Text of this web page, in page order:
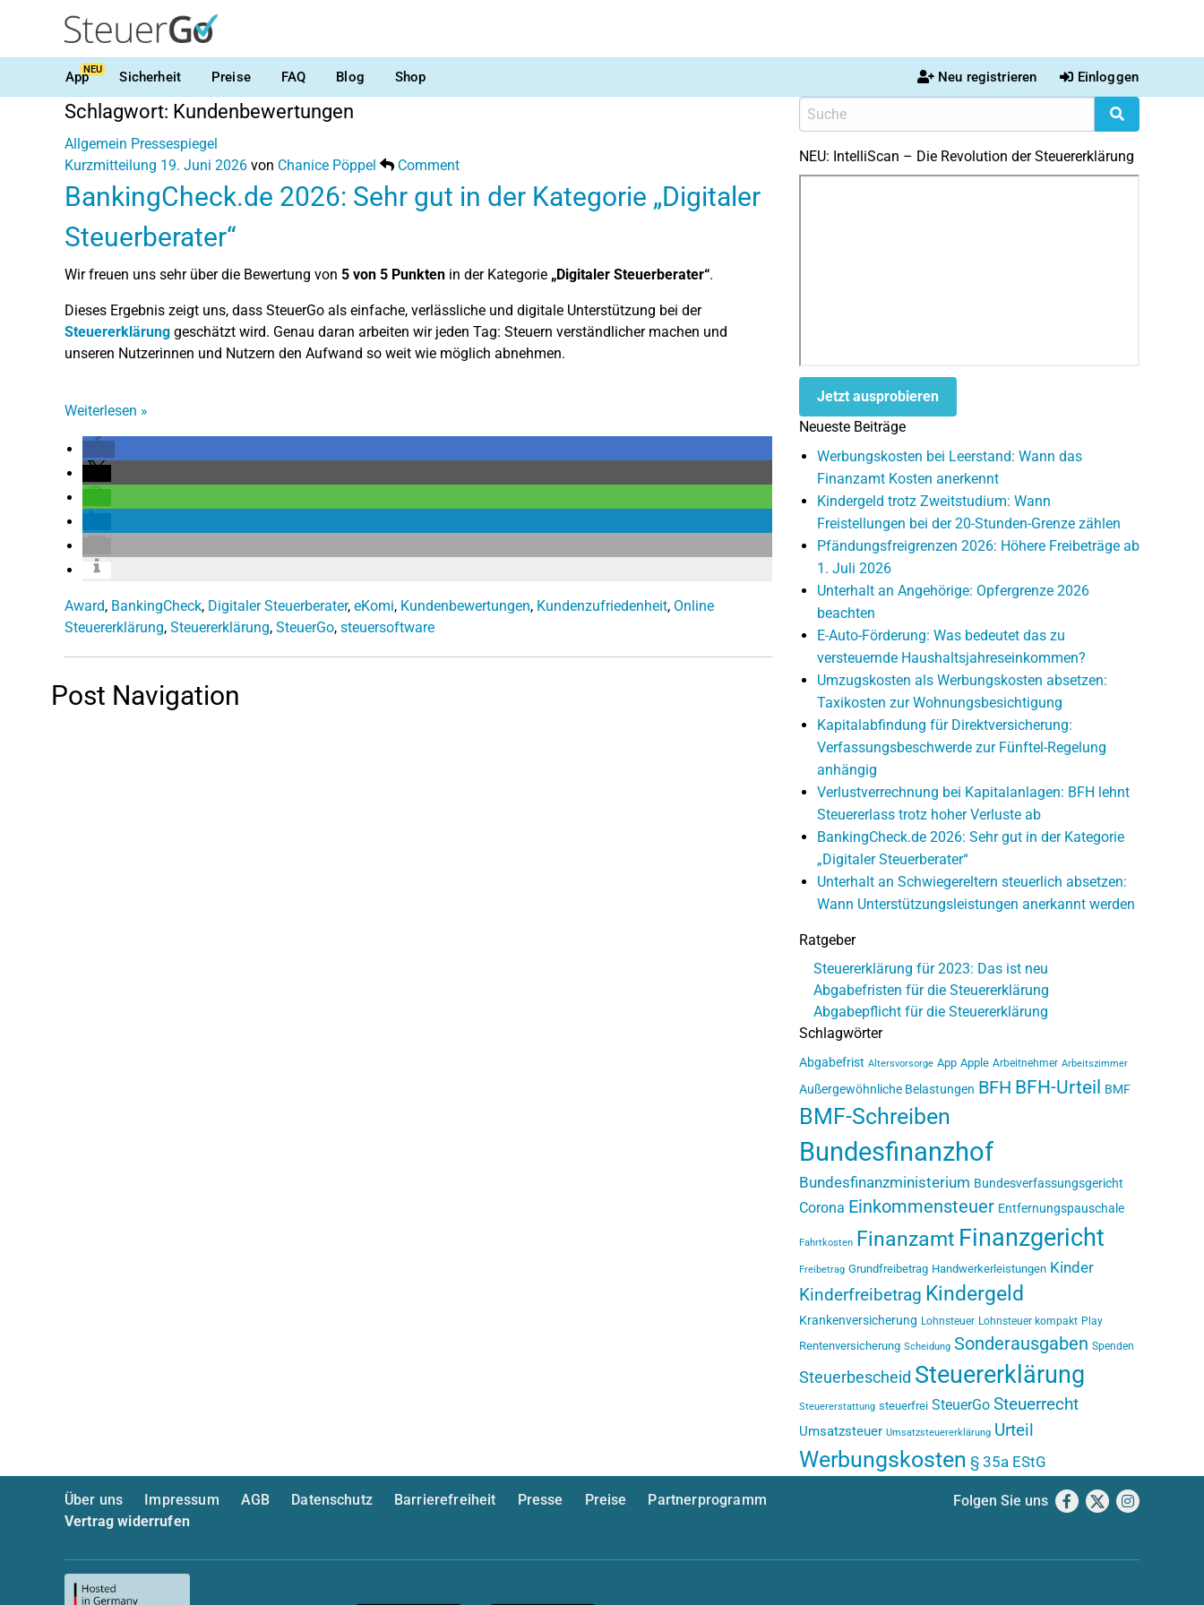
AppNEU Sicherheit Preise FAQ Blog Shop Neu registrieren Einloggen
Schlagwort: Kundenbewertungen
Allgemein Pressespiegel
Kurzmitteilung 19. Juni 2026 von Chanice Pöppel Comment
BankingCheck.de 2026: Sehr gut in der Kategorie „Digitaler
Steuerberater“
Wir freuen uns sehr über die Bewertung von 5 von 5 Punkten in der Kategorie „Digitaler Steuerberater“.
Dieses Ergebnis zeigt uns, dass SteuerGo als einfache, verlässliche und digitale Unterstützung bei der
Steuererklärung geschätzt wird. Genau daran arbeiten wir jeden Tag: Steuern verständlicher machen und
unseren Nutzerinnen und Nutzern den Aufwand so weit wie möglich abnehmen.
Weiterlesen »
Award, BankingCheck, Digitaler Steuerberater, eKomi, Kundenbewertungen, Kundenzufriedenheit, Online
Steuererklärung, Steuererklärung, SteuerGo, steuersoftware
Post Navigation
NEU: IntelliScan – Die Revolution der Steuererklärung
Jetzt ausprobieren
Neueste Beiträge
Werbungskosten bei Leerstand: Wann das
Finanzamt Kosten anerkennt
Kindergeld trotz Zweitstudium: Wann
Freistellungen bei der 20-Stunden-Grenze zählen
Pfändungsfreigrenzen 2026: Höhere Freibeträge ab
1. Juli 2026
Unterhalt an Angehörige: Opfergrenze 2026
beachten
E-Auto-Förderung: Was bedeutet das zu
versteuernde Haushaltsjahreseinkommen?
Umzugskosten als Werbungskosten absetzen:
Taxikosten zur Wohnungsbesichtigung
Kapitalabfindung für Direktversicherung:
Verfassungsbeschwerde zur Fünftel-Regelung
anhängig
Verlustverrechnung bei Kapitalanlagen: BFH lehnt
Steuererlass trotz hoher Verluste ab
BankingCheck.de 2026: Sehr gut in der Kategorie
„Digitaler Steuerberater“
Unterhalt an Schwiegereltern steuerlich absetzen:
Wann Unterstützungsleistungen anerkannt werden
Ratgeber
Steuererklärung für 2023: Das ist neu
Abgabefristen für die Steuererklärung
Abgabepflicht für die Steuererklärung
Schlagwörter
Abgabefrist Altersvorsorge App Apple Arbeitnehmer Arbeitszimmer
Außergewöhnliche Belastungen BFH BFH-Urteil BMF
BMF-Schreiben
Bundesfinanzhof
Bundesfinanzministerium Bundesverfassungsgericht
Corona Einkommensteuer Entfernungspauschale
Fahrtkosten Finanzamt Finanzgericht
Freibetrag Grundfreibetrag Handwerkerleistungen Kinder
Kinderfreibetrag Kindergeld
Krankenversicherung Lohnsteuer Lohnsteuer kompakt Play
Rentenversicherung Scheidung Sonderausgaben Spenden
Steuerbescheid Steuererklärung
Steuererstattung steuerfrei SteuerGo Steuerrecht
Umsatzsteuer Umsatzsteuererklärung Urteil
Werbungskosten § 35a EStG
Über uns Impressum AGB Datenschutz Barrierefreiheit Presse Preise
Partnerprogramm
Vertrag widerrufen
Folgen Sie uns Facebook
X Instagram